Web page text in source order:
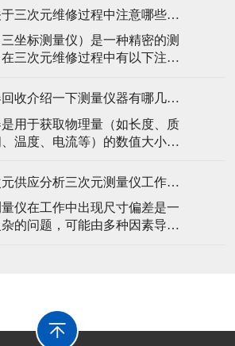
面粗糙测量仪主要工作原理：​
是应用为广泛的原理。当触针
被测表面上轻轻划过时，由于
廓峰谷起伏，触针将在垂直于
谈一下关于三次元维修过程中注意哪些事项？
坐标测量仪）是一种精密的测
三次元维修过程中有以下注意
保设备已完全停止运行，以避
同时，对设备进行锁定，防止
不知情的情况下启动设备。穿
测量仪器回收介绍一下测量仪器有哪几种分类？
用于获取物理量（如长度、质
温度、电流等）的数值大小的
于它们可以按照被测量的物理
、激光测距仪。卡尺能够精确
长度、内径、外径等尺寸，精
二手三次元供应分析三次元测量仪工作中出现尺寸偏差原因？
仪在工作中出现尺寸偏差是一
的问题，可能由多种因素导
身存在误差，例如标尺的刻度不
长期使用后出现磨损，会直接